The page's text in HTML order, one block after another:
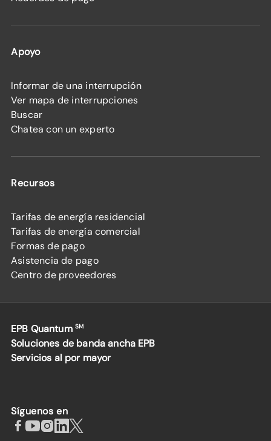
Apoyo
Informar de una interrupción
Ver mapa de interrupciones
Buscar
Chatea con un experto
Recursos
Tarifas de energía residencial
Tarifas de energía comercial
Formas de pago
Asistencia de pago
Centro de proveedores
EPB Quantum SM
Soluciones de banda ancha EPB
Servicios al por mayor
Síguenos en